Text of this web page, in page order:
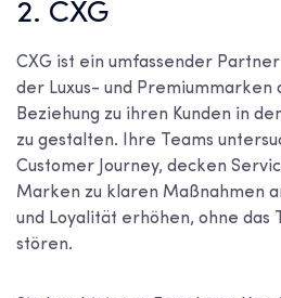
2. CXG
CXG ist ein umfassender
der Luxus- und Premiummarken
Beziehung zu ihren Kunden in
zu gestalten. Ihre Teams
Customer Journey, decken
Marken zu klaren Maßnahmen
und Loyalität erhöhen, ohne das
stören.